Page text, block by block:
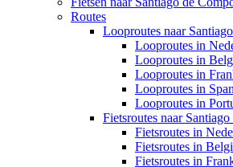
Routes
Looproutes naar
Looproutes in
Looproutes in
Looproutes in
Looproutes in
Looproutes in
Fietsroutes naar
Fietsroutes in
Fietsroutes in
Fietsroutes in